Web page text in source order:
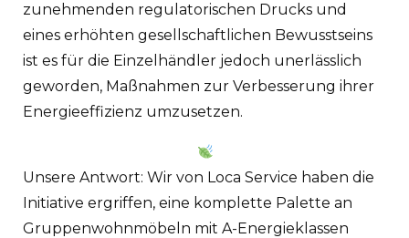
zunehmenden regulatorischen Drucks und
eines erhöhten gesellschaftlichen Bewusstseins
ist es für die Einzelhändler jedoch unerlässlich
geworden, Maßnahmen zur Verbesserung ihrer
Energieeffizienz umzusetzen.
Unsere Antwort: Wir von Loca Service haben die
Initiative ergriffen, eine komplette Palette an
Gruppenwohnmöbeln mit A-Energieklassen